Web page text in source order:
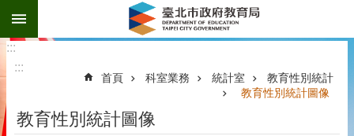
跳到主要內容區塊
:::
:::
首頁 科室業務 統計室
教育性別統計
教育性別統計圖像
教育性別統計圖像